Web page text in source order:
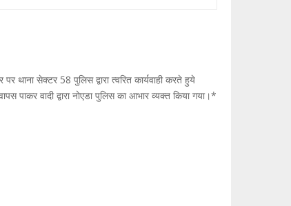
सेक्टर 58 पुलिस द्वारा त्वरित कार्यवाही करते हुये
वादी द्वारा नोएडा पुलिस का आभार व्यक्त किया गया।*